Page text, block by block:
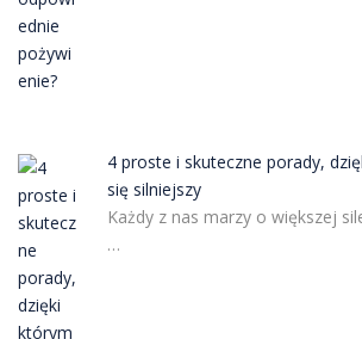
4 proste i skuteczne porady,
się silniejszy
Każdy z nas marzy o większej
…